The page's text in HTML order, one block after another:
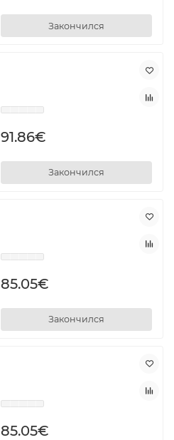
Закончился
91.86€
Закончился
85.05€
Закончился
85.05€